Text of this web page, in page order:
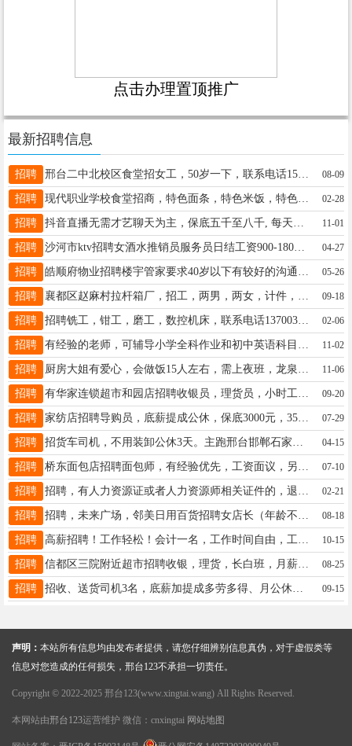
点击办理置顶推广
最新招聘信息
招聘 邢台二中北校区食堂招女工，50岁一下，联系电话15175969630， 08-09
招聘 现代职业学校食堂招商，特色面条，特色米饭，特色小吃，封闭式学校，另外招厨师帮厨三名，13223258128 02-28
招聘 11-01
招聘 沙河市ktv招聘女酒水推销员服务员日结工资900-1800可接送上下班微信:mhtssbmhsn☎15227371952 04-27
招聘 05-26
招聘 09-18
招聘 招聘铣工，钳工，磨工，数控机床，联系电话13700399273 02-06
招聘 11-02
招聘 11-06
招聘 09-20
招聘 家纺店招聘导购员，底薪提成公休，保底3000元，3500+，45岁以下，沟通能力好15100897961 07-29
招聘 04-15
招聘 07-10
招聘 02-21
招聘 08-18
招聘 10-15
招聘 信都区三院附近超市招聘收银，理货，长白班，月薪3000+ 有意者电联13931952677 08-25
招聘 招收、送货司机3名，底薪加提成多劳多得、月公休两天，需要负责装卸。地址南环路附近宝信物流:电话18632995570 09-15
声明： 本站所有信息均由发布者提供，请您仔细辨别信息真伪，对于虚假类等
信息对您造成的任何损失，邢台123不承担一切责任。
Copyright © 2022-2025 邢台123(www.xingtai.wang) All Rights Reserved.
本网站由邢台123运营维护 微信：cnxingtai 网站地图